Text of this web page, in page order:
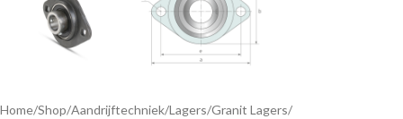
Home/Shop/Aandrijftechniek/Lagers/Granit Lagers/